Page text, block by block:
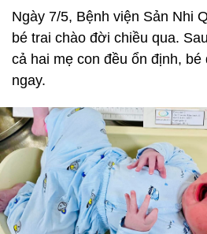
Ngày 7/5, Bệnh viện Sản Nhi
bé trai chào đời chiều qua.
cả hai mẹ con đều ổn định,
ngay.